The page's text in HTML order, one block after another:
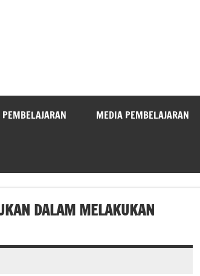
PEMBELAJARAN MEDIA PEMBELAJARAN
DALAM MELAKUKAN